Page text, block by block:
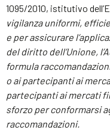
1095/2010, istitutivo
vigilanza uniformi,
e per assicurare
del diritto dell’Unione,
formula
o ai partecipanti ai
partecipanti ai mercati
sforzo per conformarsi
raccomandazioni.